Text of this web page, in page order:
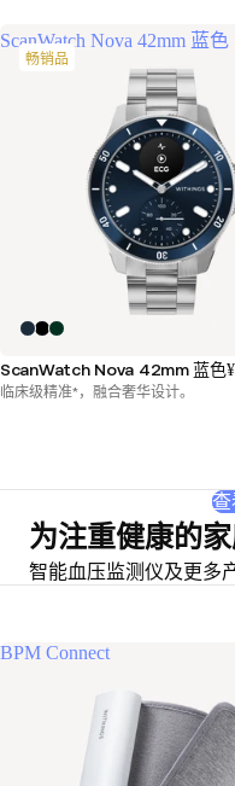
ScanWatch Nova 42mm 蓝色
畅销品
ScanWatch Nova 42mm 蓝色
临床级精准*，融合奢华设计。
查
为注重健康的
智能血压监测仪及更多
BPM Connect